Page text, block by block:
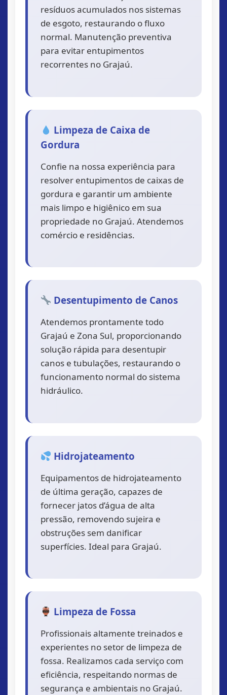
resíduos acumulados nos sistemas
de esgoto, restaurando o fluxo
normal. Manutenção preventiva
para evitar entupimentos
recorrentes no Grajaú.
Limpeza de Caixa de
Gordura
Confie na nossa experiência para
resolver entupimentos de caixas de
gordura e garantir um ambiente
mais limpo e higiênico em sua
propriedade no Grajaú. Atendemos
comércio e residências.
Desentupimento de Canos
Atendemos prontamente todo
Grajaú e Zona Sul, proporcionando
solução rápida para desentupir
canos e tubulações, restaurando o
funcionamento normal do sistema
hidráulico.
Hidrojateamento
Equipamentos de hidrojateamento
de última geração, capazes de
fornecer jatos d’água de alta
pressão, removendo sujeira e
obstruções sem danificar
superfícies. Ideal para Grajaú.
Limpeza de Fossa
Profissionais altamente treinados e
experientes no setor de limpeza de
fossa. Realizamos cada serviço com
eficiência, respeitando normas de
segurança e ambientais no Grajaú.